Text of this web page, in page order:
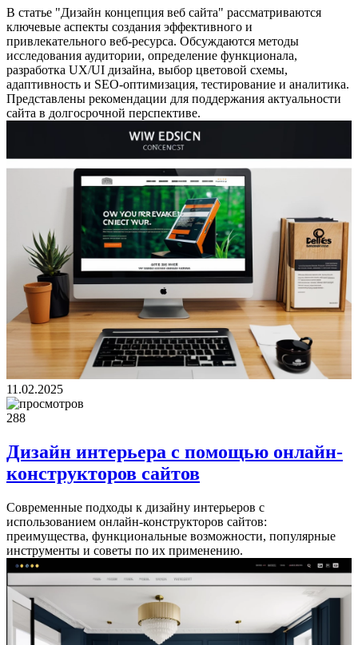
В статье "Дизайн концепция веб сайта" рассматриваются
ключевые аспекты создания эффективного и
привлекательного веб-ресурса. Обсуждаются методы
исследования аудитории, определение функционала,
разработка UX/UI дизайна, выбор цветовой схемы,
адаптивность и SEO-оптимизация, тестирование и аналитика.
Представлены рекомендации для поддержания актуальности
сайта в долгосрочной перспективе.
11.02.2025
288
Дизайн интерьера с помощью онлайн-
конструкторов сайтов
Современные подходы к дизайну интерьеров с
использованием онлайн-конструкторов сайтов:
преимущества, функциональные возможности, популярные
инструменты и советы по их применению.